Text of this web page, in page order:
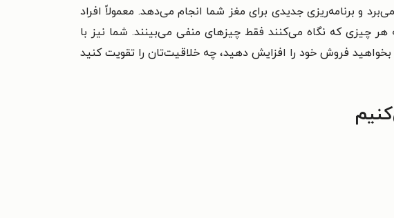
و برنامه‌ریزی جدیدی برای مغز شما انجام می‌دهد. معمولاً افراد
چیزی که نگاه می‌کنند فقط چیزهای منفی می‌بینند. شما نیز با
فروش خود را افزایش دهید، چه خلاقیت‌تان را تقویت کنید